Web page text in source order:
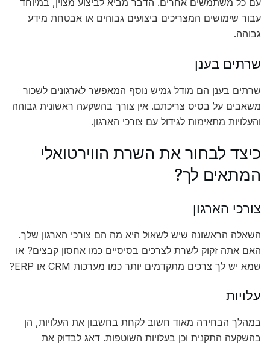
עם כל משתמשים אחרים. הדבר מביא לביצוע מצוין, במיוחד
עבור שימושים המצריכים ביצועים גבוהים או אבטחת מידע
גבוהה.
שרתים בענן
שרתים בענן הם מודל גמיש נוסף המאפשר לארגונים לשכור
משאבים על בסיס צריכתם. אין צורך בהשקעה ראשונית גבוהה
והעלויות מתאימות לגידול עם צורכי הארגון.
כיצד לבחור את השרת הווירטואלי
המתאים לך?
צורכי הארגון
השאלה הראשונה שיש לשאול היא מה הם צורכי הארגון שלך.
האם אתה זקוק לשרת לצרכים בסיסיים כמו אחסון קבצים? או
שמא יש לך צרכים מתקדמים יותר כמו מערכות CRM או ERP?
עלויות
במהלך הבחירה מאוד חשוב לקחת בחשבון את העלויות, הן
בהשקעה התקנית וכן בעלויות השוטפות. דאג לבדוק את